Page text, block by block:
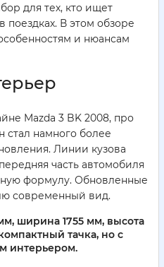
для тех, кто ищет
поездках. В этом обзоре
и нюансам
Mazda 3 BK 2008, про
стал намного более
Линии кузова
часть автомобиля
формулу. Обновленные
современный вид.
ширина 1755 мм, высота
тачка, но с
интерьером.